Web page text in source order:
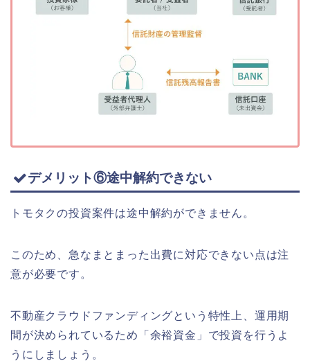
デメリット⑥途中解約できない
トモタクの投資案件は途中解約ができません。
このため、急なまとまった出費に対応できない点は注
意が必要です。
不動産クラウドファンディングという特性上、運用期
間が決められているため「余裕資金」で投資を行うよ
うにしましょう。